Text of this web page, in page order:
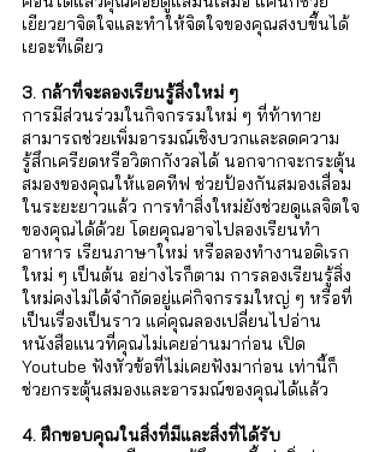
เยียวยาจิตใจและทำให้จิตใจของคุณสงบขึ้นได้
เยอะทีเดียว
3. กล้าที่จะลองเรียนรู้สิ่งใหม่ ๆ
การมีส่วนร่วมในกิจกรรมใหม่ ๆ ที่ท้าทาย
สามารถช่วยเพิ่มอารมณ์เชิงบวกและลดความ
รู้สึกเครียดหรือวิตกกังวลได้ นอกจากจะกระตุ้น
สมองของคุณให้แอคทีฟ ช่วยป้องกันสมองเสื่อม
ในระยะยาวแล้ว การทำสิ่งใหม่ยังช่วยดูแลจิตใจ
ของคุณได้ด้วย โดยคุณอาจไปลองเรียนทำ
อาหาร เรียนภาษาใหม่ หรือลองทำงานอดิเรก
ใหม่ ๆ เป็นต้น อย่างไรก็ตาม การลองเรียนรู้สิ่ง
ใหม่คงไม่ได้จำกัดอยู่แค่กิจกรรมใหญ่ ๆ หรือที่
เป็นเรื่องเป็นราว แค่คุณลองเปลี่ยนไปอ่าน
หนังสือแนวที่คุณไม่เคยอ่านมาก่อน เปิด
Youtube ฟังหัวข้อที่ไม่เคยฟังมาก่อน เท่านี้ก็
ช่วยกระตุ้นสมองและอารมณ์ของคุณได้แล้ว
4. ฝึกขอบคุณในสิ่งที่มีและสิ่งที่ได้รับ